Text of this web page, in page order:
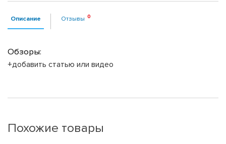
Описание Отзывы
Обзоры:
+добавить статью или видео
Похожие товары